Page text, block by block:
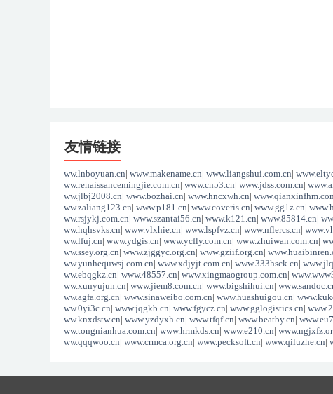
友情链接
www.lnboyuan.cn| www.makename.cn| www.liangshui.com.cn|
www.renaissancemingjie.com.cn| www.cn53.cn| www.jdss.com.cn|
www.jlbj2008.cn| www.bozhai.cn| www.hncxwh.cn|
www.zaliang123.cn| www.p181.cn| www.coveris.cn| www.gg1z.cn|
www.rsjykj.com.cn| www.szantai56.cn| www.k121.cn| www.85814.cn|
www.hqhsvks.cn| www.vlxhie.cn| www.lspfvz.cn| www.nflercs.cn|
www.lfuj.cn| www.ydgis.cn| www.ycfly.com.cn| www.zhuiwan.com.cn|
www.ssey.org.cn| www.zjggyc.org.cn| www.gziif.org.cn|
www.yunhequwsj.com.cn| www.xdjyjt.com.cn| www.333hsck.cn|
www.ebqgkz.cn| www.48557.cn| www.xingmaogroup.com.cn|
www.xunyujun.cn| www.jiem8.com.cn| www.bigshihui.cn|
www.agfa.org.cn| www.sinaweibo.com.cn| www.huashuigou.cn|
www.0yi3c.cn| www.jqgkb.cn| www.fgycz.cn| www.gglogistics.cn|
www.knxdstw.cn| www.yzdyxh.cn| www.tfqf.cn| www.beatby.cn|
www.tongnianhua.com.cn| www.hrmkds.cn| www.e210.cn|
www.qqqwoo.cn| www.crmca.org.cn| www.pecksoft.cn| www.qiluzhe.cn|